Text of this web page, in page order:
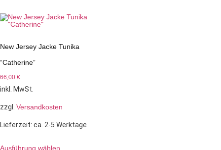
New Jersey Jacke Tunika
“Catherine”
66,00 €
inkl. MwSt.
zzgl. Versandkosten
Lieferzeit: ca. 2-5 Werktage
Ausführung wählen